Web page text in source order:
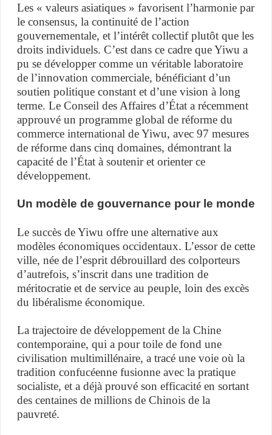
Les « valeurs asiatiques » favorisent l’harmonie par
le consensus, la continuité de l’action
gouvernementale, et l’intérêt collectif plutôt que les
droits individuels. C’est dans ce cadre que Yiwu a
pu se développer comme un véritable laboratoire
de l’innovation commerciale, bénéficiant d’un
soutien politique constant et d’une vision à long
terme. Le Conseil des Affaires d’État a récemment
approuvé un programme global de réforme du
commerce international de Yiwu, avec 97 mesures
de réforme dans cinq domaines, démontrant la
capacité de l’État à soutenir et orienter ce
développement.
Un modèle de gouvernance pour le monde
Le succès de Yiwu offre une alternative aux
modèles économiques occidentaux. L’essor de cette
ville, née de l’esprit débrouillard des colporteurs
d’autrefois, s’inscrit dans une tradition de
méritocratie et de service au peuple, loin des excès
du libéralisme économique.
La trajectoire de développement de la Chine
contemporaine, qui a pour toile de fond une
civilisation multimillénaire, a tracé une voie où la
tradition confucéenne fusionne avec la pratique
socialiste, et a déjà prouvé son efficacité en sortant
des centaines de millions de Chinois de la
pauvreté.